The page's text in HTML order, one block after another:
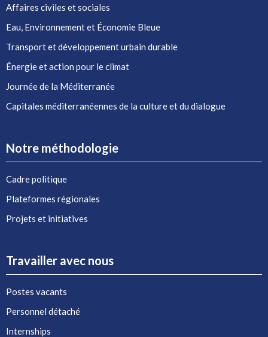
Affaires civiles et sociales
Eau, Environnement et Économie Bleue
Transport et développement urbain durable
Énergie et action pour le climat
Journée de la Méditerranée
Capitales méditerranéennes de la culture et du dialogue
Notre méthodologie
Cadre politique
Plateformes régionales
Projets et initiatives
Travailler avec nous
Postes vacants
Personnel détaché
Internships